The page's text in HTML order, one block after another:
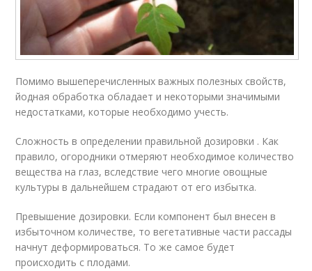
Помимо вышеперечисленных важных полезных свойств,
йодная обработка обладает и некоторыми значимыми
недостатками, которые необходимо учесть.
Сложность в определении правильной дозировки . Как
правило, огородники отмеряют необходимое количество
вещества на глаз, вследствие чего многие овощные
культуры в дальнейшем страдают от его избытка.
Превышение дозировки. Если компонент был внесен в
избыточном количестве, то вегетативные части рассады
начнут деформироваться. То же самое будет
происходить с плодами.